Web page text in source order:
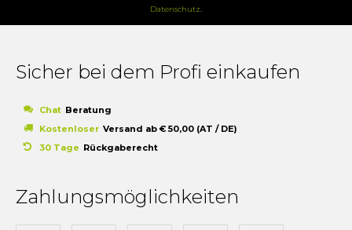
Datenschutz
Sicher bei dem Profi einkaufen
Chat Beratung
Kostenloser Versand ab € 50,00 (AT / DE)
30 Tage Rückgaberecht
Zahlungsmöglichkeiten